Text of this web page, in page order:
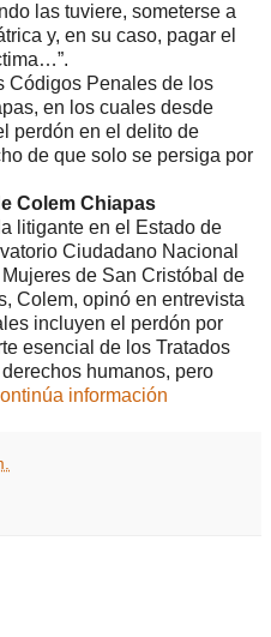
las tuviere, someterse a
y, en su caso, pagar el
Códigos Penales de los
en los cuales desde
perdón en el delito de
de que solo se persiga por
Colem Chiapas
litigante en el Estado de
Ciudadano Nacional
de San Cristóbal de
Colem, opinó en entrevista
incluyen el perdón por
esencial de los Tratados
humanos, pero
información